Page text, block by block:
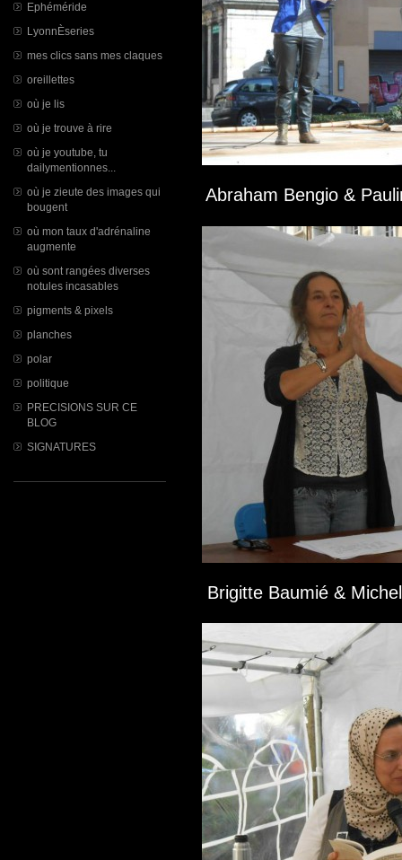
Ephéméride
LyonnÈseries
mes clics sans mes claques
oreillettes
où je lis
où je trouve à rire
où je youtube, tu
dailymentionnes...
où je zieute des images qui
bougent
où mon taux d'adrénaline
augmente
où sont rangées diverses
notules incasables
pigments & pixels
planches
polar
politique
PRECISIONS SUR CE
BLOG
SIGNATURES
Abraham Bengio &
Brigitte Baumié &